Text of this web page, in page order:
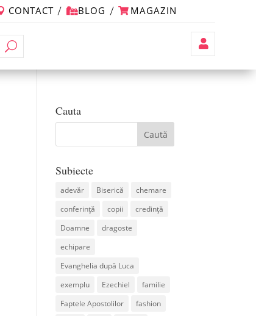
CONTACT BLOG MAGAZIN
Cauta
Subiecte
adevăr Biserică
chemare
conferință
copii
credință
Doamne
dragoste
echipare
Evanghelia după Luca
exemplu
Ezechiel
familie
Faptele Apostolilor
fashion